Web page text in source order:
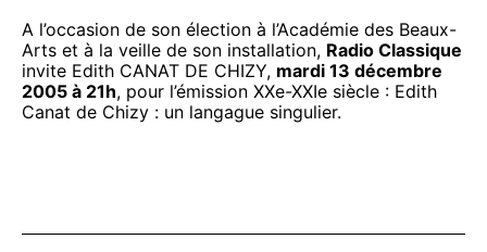
A l’occasion de son élection à l’Académie des Beaux-
Arts et à la veille de son installation, Radio Classique
invite Edith CANAT DE CHIZY, mardi 13 décembre
2005 à 21h, pour l’émission XXe-XXIe siècle : Edith
Canat de Chizy : un langague singulier.